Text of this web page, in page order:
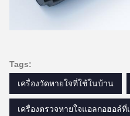
Tags:
เครื่องวัดหายใจที่ใช้ในบ้าน
เครื่องตรวจหายใจแอลกอฮอล์